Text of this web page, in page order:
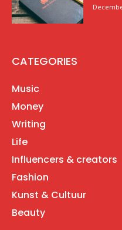
CATEGORIES
Music
Money
Writing
Life
Influencers & creators
Fashion
Kunst & Cultuur
Beauty